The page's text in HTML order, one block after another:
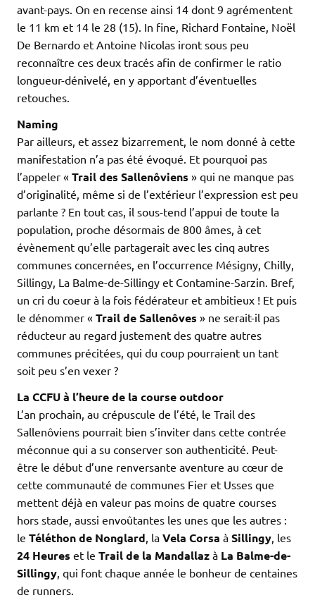
avant-pays. On en recense ainsi 14 dont 9 agrémentent
le 11 km et 14 le 28 (15). In fine, Richard Fontaine, Noël
De Bernardo et Antoine Nicolas iront sous peu
reconnaître ces deux tracés afin de confirmer le ratio
longueur-dénivelé, en y apportant d’éventuelles
retouches.
Naming
Par ailleurs, et assez bizarrement, le nom donné à cette
manifestation n’a pas été évoqué. Et pourquoi pas
l’appeler « Trail des Sallenôviens » qui ne manque pas
d’originalité, même si de l’extérieur l’expression est peu
parlante ? En tout cas, il sous-tend l’appui de toute la
population, proche désormais de 800 âmes, à cet
évènement qu’elle partagerait avec les cinq autres
communes concernées, en l’occurrence Mésigny, Chilly,
Sillingy, La Balme-de-Sillingy et Contamine-Sarzin. Bref,
un cri du coeur à la fois fédérateur et ambitieux ! Et puis
le dénommer « Trail de Sallenôves » ne serait-il pas
réducteur au regard justement des quatre autres
communes précitées, qui du coup pourraient un tant
soit peu s’en vexer ?
La CCFU à l’heure de la course outdoor
L’an prochain, au crépuscule de l’été, le Trail des
Sallenôviens pourrait bien s’inviter dans cette contrée
méconnue qui a su conserver son authenticité. Peut-
être le début d’une renversante aventure au cœur de
cette communauté de communes Fier et Usses que
mettent déjà en valeur pas moins de quatre courses
hors stade, aussi envoûtantes les unes que les autres :
le Téléthon de Nonglard, la Vela Corsa à Sillingy, les
24 Heures et le Trail de la Mandallaz à La Balme-de-
Sillingy, qui font chaque année le bonheur de centaines
de runners.